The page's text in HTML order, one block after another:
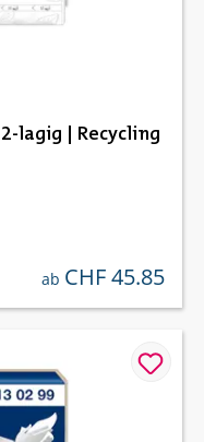
lagig | Recycling
regulärer preis:
ab CHF 45.85